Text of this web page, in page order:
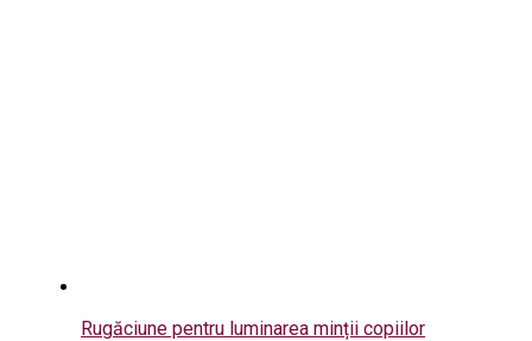
Rugăciune pentru luminarea minții copiilor